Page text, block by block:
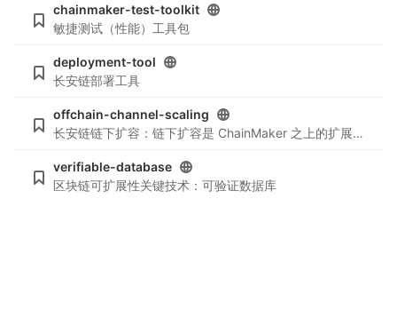
chainmaker-test-toolkit
敏捷测试（性能）工具包
deployment-tool
长安链部署工具
offchain-channel-scaling
长安链链下扩容：链下扩容是 ChainMaker 之上的扩展，以链上智能合约为信任背书，通过高安全、高可用、高性能的处理交易，以整体提升交易处理性能。
verifiable-database
区块链可扩展性关键技术：可验证数据库